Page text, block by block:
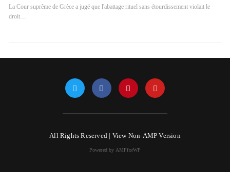
La Cour suprême de Grèce a jugé que l'abattage rituel sans étourdissement violait le
droit…
All Rights Reserved | View Non-AMP Version
Powered by AMPforWP